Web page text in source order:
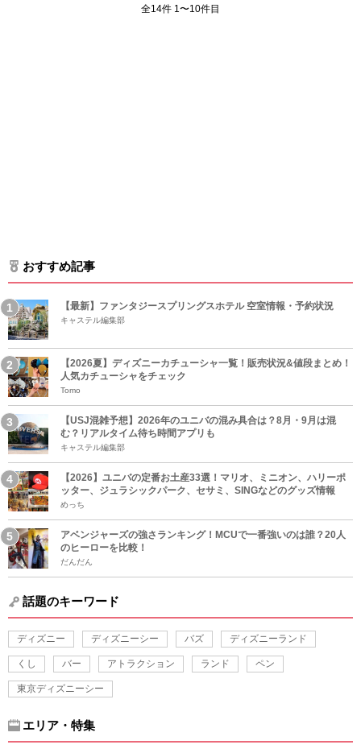
全14件 1〜10件目
おすすめ記事
【最新】ファンタジースプリングスホテル 空室情報・予約状況
キャステル編集部
【2026夏】ディズニーカチューシャ一覧！販売状況&値段まとめ！
人気カチューシャをチェック
Tomo
【USJ混雑予想】2026年のユニバの混み具合は？8月・9月は混
む？リアルタイム待ち時間アプリも
キャステル編集部
【2026】ユニバの定番お土産33選！マリオ、ミニオン、ハリーポ
ッター、ジュラシックパーク、セサミ、SINGなどのグッズ情報
めっち
アベンジャーズの強さランキング！MCUで一番強いのは誰？20人
のヒーローを比較！
だんだん
話題のキーワード
ディズニー ディズニーシー バズ ディズニーランド
くし バー アトラクション ランド ペン
東京ディズニーシー
エリア・特集